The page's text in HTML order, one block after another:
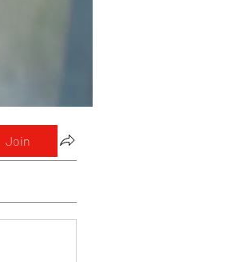
Join